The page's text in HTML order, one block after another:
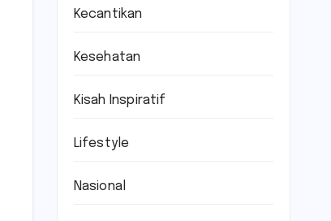
Kecantikan
Kesehatan
Kisah Inspiratif
Lifestyle
Nasional